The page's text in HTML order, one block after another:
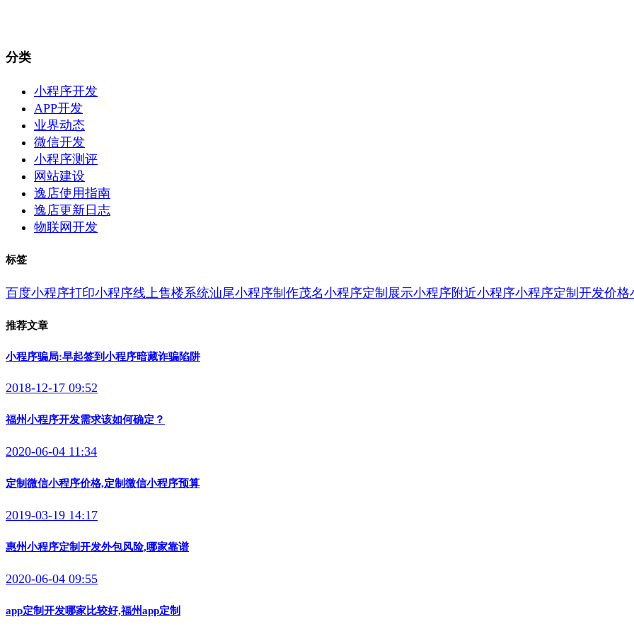
分类
小程序开发
APP开发
业界动态
微信开发
小程序测评
网站建设
逸店使用指南
逸店更新日志
物联网开发
标签
百度小程序打印小程序线上售楼系统汕尾小程序制作茂名小程序定制 展示小程序附近小程序小程序定制开发价格
推荐文章
小程序骗局:早起签到小程序暗藏诈骗陷阱
2018-12-17 09:52
福州小程序开发需求该如何确定？
2020-06-04 11:34
定制微信小程序价格,定制微信小程序预算
2019-03-19 14:17
惠州小程序定制开发外包风险,哪家靠谱
2020-06-04 09:55
app定制开发哪家比较好,福州app定制